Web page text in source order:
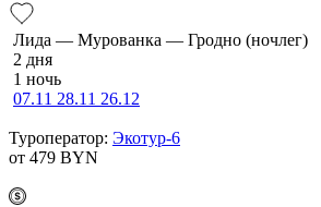
Ли­да — Мурованка — Грод­но (ночлег)
2 дня
1 ночь
07.11 28.11 26.12
Туроператор: Экотур-6
от 479 BYN